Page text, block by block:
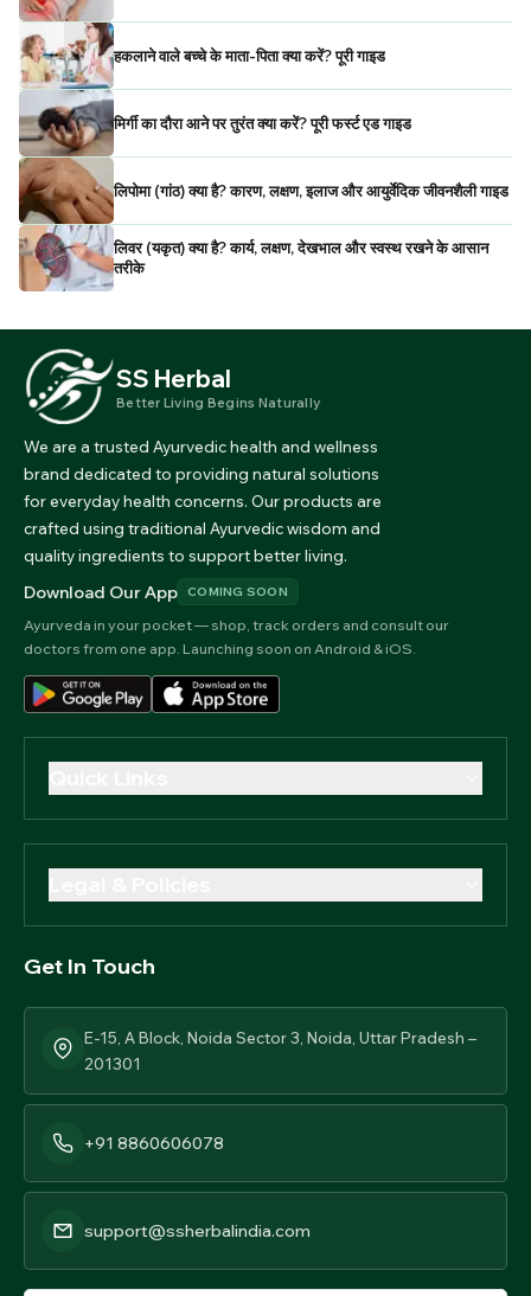
हकलाने वाले बच्चे के माता-पिता क्या करें? पूरी गाइड
मिर्गी का दौरा आने पर तुरंत क्या करें? पूरी फर्स्ट एड गाइड
लिपोमा (गांठ) क्या है? कारण, लक्षण, इलाज और आयुर्वेदिक जीवनशैली गाइड
लिवर (यकृत) क्या है? कार्य, लक्षण, देखभाल और स्वस्थ रखने के आसान
तरीके
SS Herbal
Better Living Begins Naturally
We are a trusted Ayurvedic health and wellness
brand dedicated to providing natural solutions
for everyday health concerns. Our products are
crafted using traditional Ayurvedic wisdom and
quality ingredients to support better living.
Download Our App COMING SOON
Ayurveda in your pocket — shop, track orders and consult our
doctors from one app. Launching soon on Android & iOS.
Blog
Our Certifications
Terms Of Use
Return & Replacement Policy
Shipping Policy
Legal Disclaimer
Get In Touch
E-15, A Block, Noida Sector 3, Noida, Uttar Pradesh –
201301
+91 8860606078
support@ssherbalindia.com